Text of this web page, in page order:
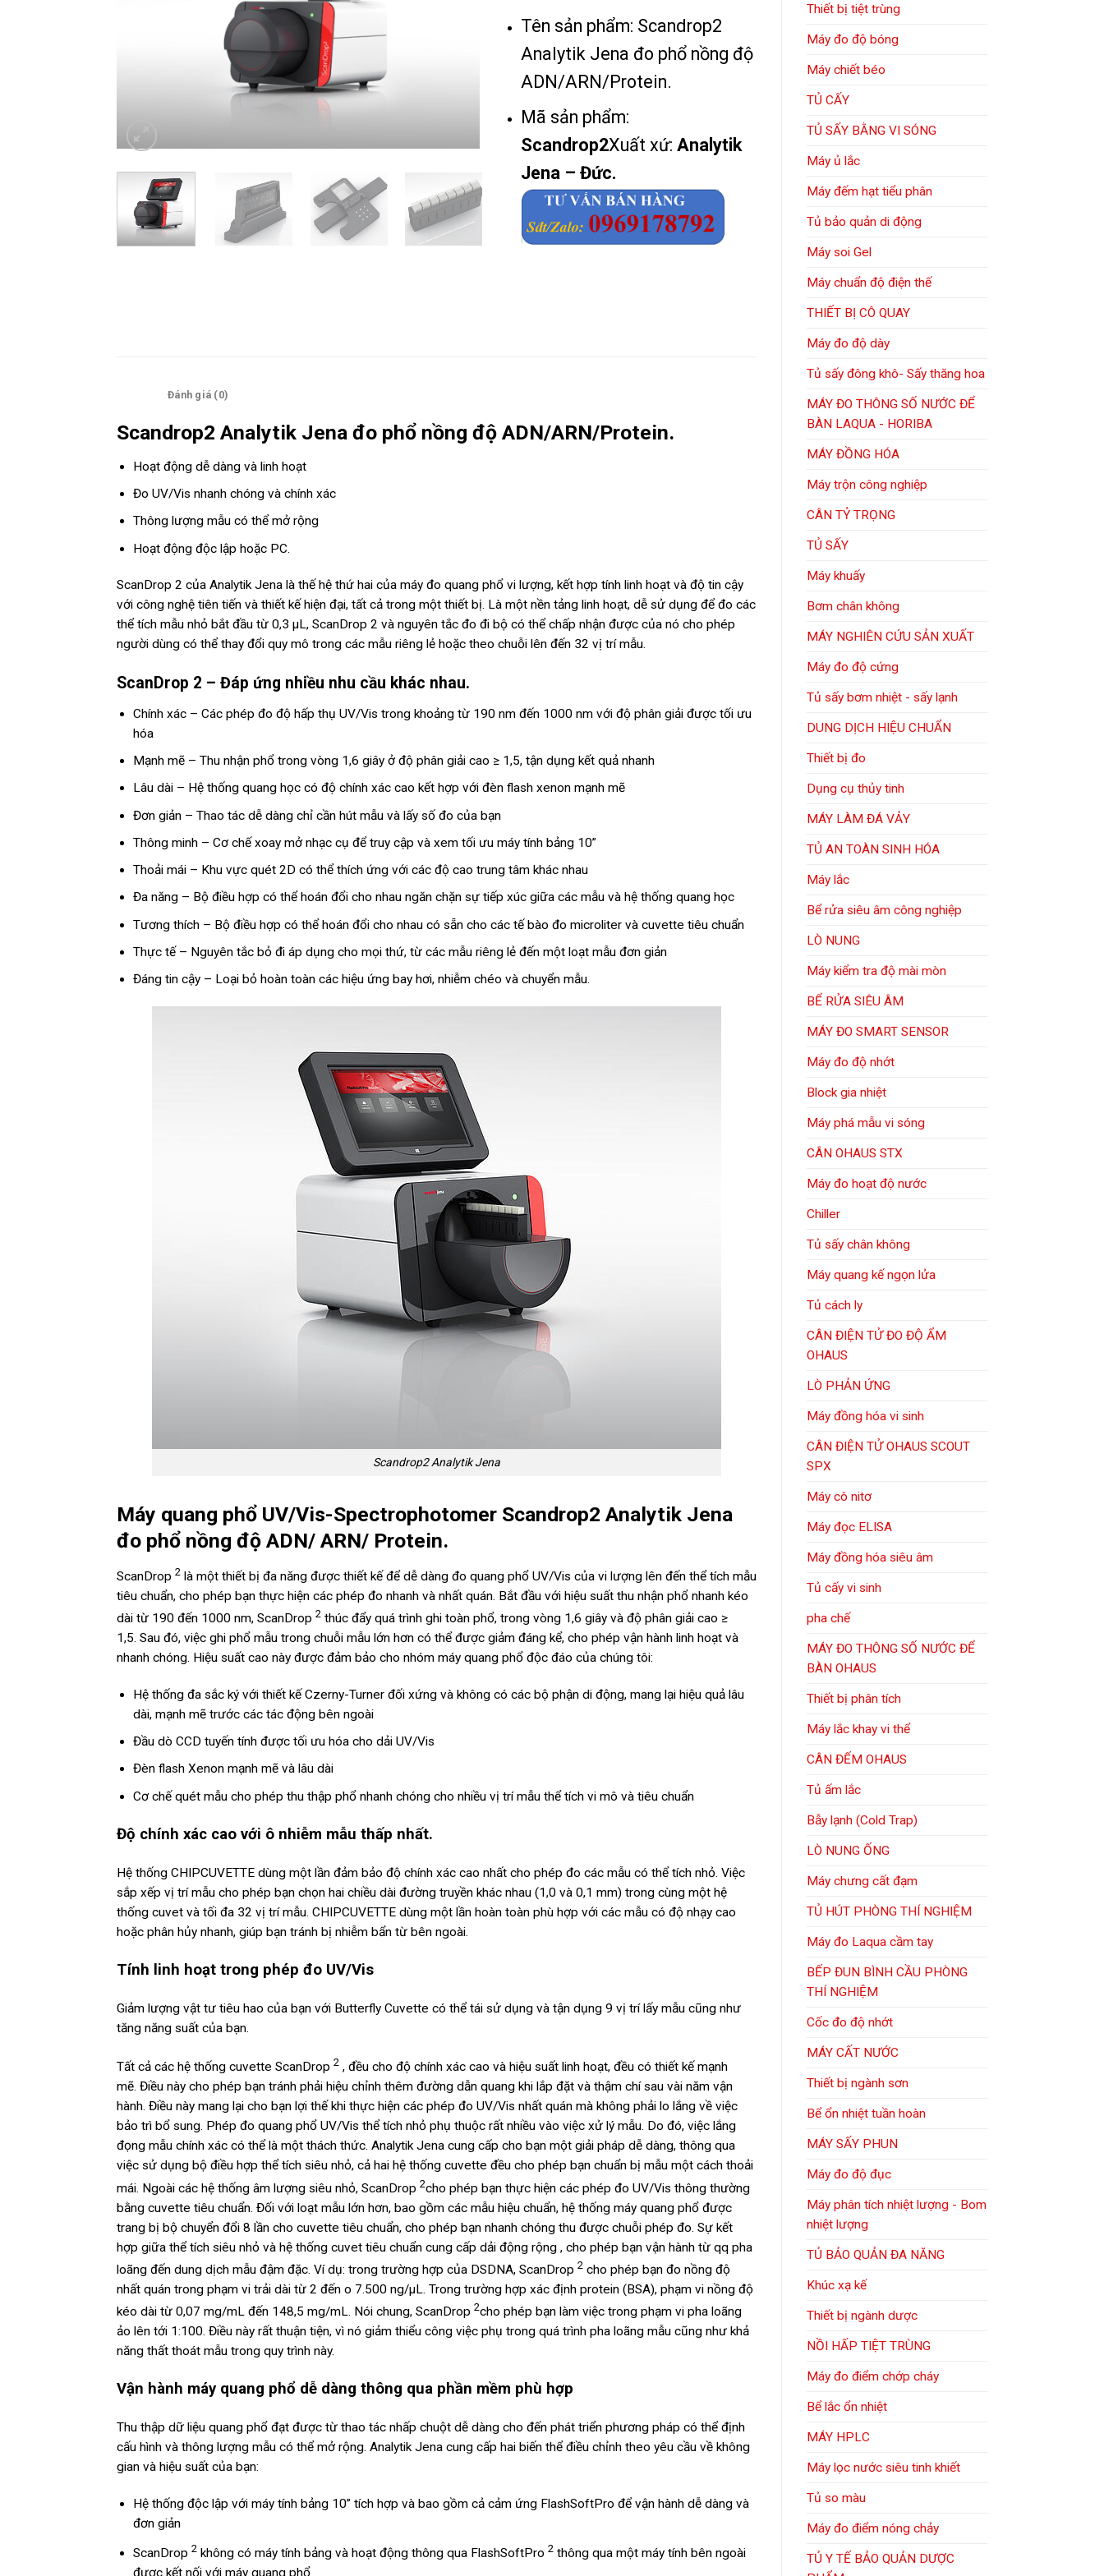
Thiết bị tiệt trùng
Máy đo độ bóng
Máy chiết béo
TỦ CẤY
TỦ SẤY BẰNG VI SÓNG
Máy ủ lắc
Máy đếm hạt tiểu phân
Tủ bảo quản di động
Máy soi Gel
Máy chuẩn độ điện thế
THIẾT BỊ CÔ QUAY
Máy đo độ dày
Tủ sấy đông khô- Sấy thăng hoa
MÁY ĐO THÔNG SỐ NƯỚC ĐỂ
BÀN LAQUA - HORIBA
MÁY ĐỒNG HÓA
Máy trộn công nghiệp
CÂN TỶ TRỌNG
TỦ SẤY
Máy khuấy
Bơm chân không
MÁY NGHIÊN CỨU SẢN XUẤT
Máy đo độ cứng
Tủ sấy bơm nhiệt - sấy lạnh
DUNG DỊCH HIỆU CHUẨN
Thiết bị đo
Dụng cụ thủy tinh
MÁY LÀM ĐÁ VẢY
TỦ AN TOÀN SINH HÓA
Máy lắc
Bể rửa siêu âm công nghiệp
LÒ NUNG
Máy kiểm tra độ mài mòn
BỂ RỬA SIÊU ÂM
MÁY ĐO SMART SENSOR
Máy đo độ nhớt
Block gia nhiệt
Máy phá mẫu vi sóng
CÂN OHAUS STX
Máy đo hoạt độ nước
Chiller
Tủ sấy chân không
Máy quang kế ngọn lửa
Tủ cách ly
CÂN ĐIỆN TỬ ĐO ĐỘ ẨM
OHAUS
LÒ PHẢN ỨNG
Máy đồng hóa vi sinh
CÂN ĐIỆN TỬ OHAUS SCOUT
SPX
Máy cô nitơ
Máy đọc ELISA
Máy đồng hóa siêu âm
Tủ cấy vi sinh
pha chế
MÁY ĐO THÔNG SỐ NƯỚC ĐỂ
BÀN OHAUS
Thiết bị phân tích
Máy lắc khay vi thể
CÂN ĐẾM OHAUS
Tủ ấm lắc
Bẫy lạnh (Cold Trap)
LÒ NUNG ỐNG
Máy chưng cất đạm
TỦ HÚT PHÒNG THÍ NGHIỆM
Máy đo Laqua cầm tay
BẾP ĐUN BÌNH CẦU PHÒNG
THÍ NGHIỆM
Cốc đo độ nhớt
MÁY CẤT NƯỚC
Thiết bị ngành sơn
Bể ổn nhiệt tuần hoàn
MÁY SẤY PHUN
Máy đo độ đục
Máy phân tích nhiệt lượng - Bom
nhiệt lượng
TỦ BẢO QUẢN ĐA NĂNG
Khúc xạ kế
Thiết bị ngành dược
NỒI HẤP TIỆT TRÙNG
Máy đo điểm chớp cháy
Bể lắc ổn nhiệt
MÁY HPLC
Máy lọc nước siêu tinh khiết
Tủ so màu
Máy đo điểm nóng chảy
TỦ Y TẾ BẢO QUẢN DƯỢC
Tên sản phẩm: Scandrop2
Analytik Jena đo phổ nồng độ
ADN/ARN/Protein.
Mã sản phẩm:
Scandrop2Xuất xứ:Analytik
Jena – Đức.
Đánh giá (0)
Scandrop2 Analytik Jena đo phổ nồng độ ADN/ARN/Protein.
Hoạt động dễ dàng và linh hoạt
Đo UV/Vis nhanh chóng và chính xác
Thông lượng mẫu có thể mở rộng
Hoạt động độc lập hoặc PC.
ScanDrop 2 của Analytik Jena là thế hệ thứ hai của máy đo quang phổ vi lượng, kết hợp tính linh hoạt và độ tin cậy
với công nghệ tiên tiến và thiết kế hiện đại, tất cả trong một thiết bị. Là một nền tảng linh hoạt, dễ sử dụng để đo các
thể tích mẫu nhỏ bắt đầu từ 0,3 µL, ScanDrop 2 và nguyên tắc đo đi bộ có thể chấp nhận được của nó cho phép
người dùng có thể thay đổi quy mô trong các mẫu riêng lẻ hoặc theo chuỗi lên đến 32 vị trí mẫu.
ScanDrop 2 – Đáp ứng nhiều nhu cầu khác nhau.
Chính xác – Các phép đo độ hấp thụ UV/Vis trong khoảng từ 190 nm đến 1000 nm với độ phân giải được tối ưu
hóa
Mạnh mẽ – Thu nhận phổ trong vòng 1,6 giây ở độ phân giải cao ≥ 1,5, tận dụng kết quả nhanh
Lâu dài – Hệ thống quang học có độ chính xác cao kết hợp với đèn flash xenon mạnh mẽ
Đơn giản – Thao tác dễ dàng chỉ cần hút mẫu và lấy số đo của bạn
Thông minh – Cơ chế xoay mở nhạc cụ để truy cập và xem tối ưu máy tính bảng 10”
Thoải mái – Khu vực quét 2D có thể thích ứng với các độ cao trung tâm khác nhau
Đa năng – Bộ điều hợp có thể hoán đổi cho nhau ngăn chặn sự tiếp xúc giữa các mẫu và hệ thống quang học
Tương thích – Bộ điều hợp có thể hoán đổi cho nhau có sẵn cho các tế bào đo microliter và cuvette tiêu chuẩn
Thực tế – Nguyên tắc bỏ đi áp dụng cho mọi thứ, từ các mẫu riêng lẻ đến một loạt mẫu đơn giản
Đáng tin cậy – Loại bỏ hoàn toàn các hiệu ứng bay hơi, nhiễm chéo và chuyển mẫu.
Scandrop2 Analytik Jena
Máy quang phổ UV/Vis-Spectrophotomer Scandrop2 Analytik Jena
đo phổ nồng độ ADN/ ARN/ Protein.
ScanDrop 2 là một thiết bị đa năng được thiết kế để dễ dàng đo quang phổ UV/Vis của vi lượng lên đến thể tích mẫu
tiêu chuẩn, cho phép bạn thực hiện các phép đo nhanh và nhất quán. Bắt đầu với hiệu suất thu nhận phổ nhanh kéo
dài từ 190 đến 1000 nm, ScanDrop 2 thúc đẩy quá trình ghi toàn phổ, trong vòng 1,6 giây và độ phân giải cao ≥
1,5. Sau đó, việc ghi phổ mẫu trong chuỗi mẫu lớn hơn có thể được giảm đáng kể, cho phép vận hành linh hoạt và
nhanh chóng. Hiệu suất cao này được đảm bảo cho nhóm máy quang phổ độc đáo của chúng tôi:
Hệ thống đa sắc ký với thiết kế Czerny-Turner đối xứng và không có các bộ phận di động, mang lại hiệu quả lâu
dài, mạnh mẽ trước các tác động bên ngoài
Đầu dò CCD tuyến tính được tối ưu hóa cho dải UV/Vis
Đèn flash Xenon mạnh mẽ và lâu dài
Cơ chế quét mẫu cho phép thu thập phổ nhanh chóng cho nhiều vị trí mẫu thể tích vi mô và tiêu chuẩn
Độ chính xác cao với ô nhiễm mẫu thấp nhất.
Hệ thống CHIPCUVETTE dùng một lần đảm bảo độ chính xác cao nhất cho phép đo các mẫu có thể tích nhỏ. Việc
sắp xếp vị trí mẫu cho phép bạn chọn hai chiều dài đường truyền khác nhau (1,0 và 0,1 mm) trong cùng một hệ
thống cuvet và tối đa 32 vị trí mẫu. CHIPCUVETTE dùng một lần hoàn toàn phù hợp với các mẫu có độ nhạy cao
hoặc phân hủy nhanh, giúp bạn tránh bị nhiễm bẩn từ bên ngoài.
Tính linh hoạt trong phép đo UV/Vis
Giảm lượng vật tư tiêu hao của bạn với Butterfly Cuvette có thể tái sử dụng và tận dụng 9 vị trí lấy mẫu cũng như
tăng năng suất của bạn.
Tất cả các hệ thống cuvette ScanDrop 2 , đều cho độ chính xác cao và hiệu suất linh hoạt, đều có thiết kế mạnh
mẽ. Điều này cho phép bạn tránh phải hiệu chỉnh thêm đường dẫn quang khi lắp đặt và thậm chí sau vài năm vận
hành. Điều này mang lại cho bạn lợi thế khi thực hiện các phép đo UV/Vis nhất quán mà không phải lo lắng về việc
bảo trì bổ sung. Phép đo quang phổ UV/Vis thể tích nhỏ phụ thuộc rất nhiều vào việc xử lý mẫu. Do đó, việc lắng
đọng mẫu chính xác có thể là một thách thức. Analytik Jena cung cấp cho bạn một giải pháp dễ dàng, thông qua
việc sử dụng bộ điều hợp thể tích siêu nhỏ, cả hai hệ thống cuvette đều cho phép bạn chuẩn bị mẫu một cách thoải
mái. Ngoài các hệ thống âm lượng siêu nhỏ, ScanDrop 2cho phép bạn thực hiện các phép đo UV/Vis thông thường
bằng cuvette tiêu chuẩn. Đối với loạt mẫu lớn hơn, bao gồm các mẫu hiệu chuẩn, hệ thống máy quang phổ được
trang bị bộ chuyển đổi 8 lần cho cuvette tiêu chuẩn, cho phép bạn nhanh chóng thu được chuỗi phép đo. Sự kết
hợp giữa thể tích siêu nhỏ và hệ thống cuvet tiêu chuẩn cung cấp dải động rộng , cho phép bạn vận hành từ qq pha
loãng đến dung dịch mẫu đậm đặc. Ví dụ: trong trường hợp của DSDNA, ScanDrop 2 cho phép bạn đo nồng độ
nhất quán trong phạm vi trải dài từ 2 đến o 7.500 ng/µL. Trong trường hợp xác định protein (BSA), phạm vi nồng độ
kéo dài từ 0,07 mg/mL đến 148,5 mg/mL. Nói chung, ScanDrop 2cho phép bạn làm việc trong phạm vi pha loãng
ảo lên tới 1:100. Điều này rất thuận tiện, vì nó giảm thiểu công việc phụ trong quá trình pha loãng mẫu cũng như khả
năng thất thoát mẫu trong quy trình này.
Vận hành máy quang phổ dễ dàng thông qua phần mềm phù hợp
Thu thập dữ liệu quang phổ đạt được từ thao tác nhấp chuột dễ dàng cho đến phát triển phương pháp có thể định
cấu hình và thông lượng mẫu có thể mở rộng. Analytik Jena cung cấp hai biến thể điều chỉnh theo yêu cầu về không
gian và hiệu suất của bạn:
Hệ thống độc lập với máy tính bảng 10” tích hợp và bao gồm cả cảm ứng FlashSoftPro để vận hành dễ dàng và
đơn giản
ScanDrop2 không có máy tính bảng và hoạt động thông qua FlashSoftPro2 thông qua một máy tính bên ngoài
được kết nối với máy quang phổ